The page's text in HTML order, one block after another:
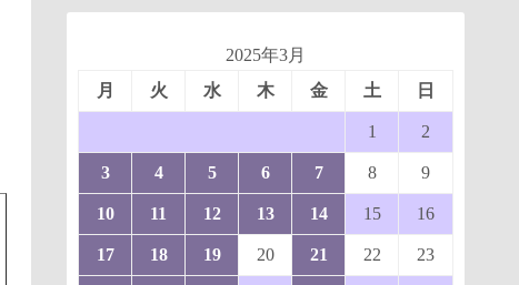
2025年3月
月
火 水 木 金 土 日
1 2
3 4 5 6 7 8 9
10 11 12 13 14 15 16
17 18 19 20 21 22 23